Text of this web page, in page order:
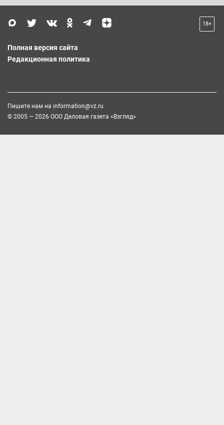
18+
Полная версия сайта
Редакционная политика
Пишите нам на information@vz.ru
© 2005 — 2026 ООО Деловая газета «Взгляд»